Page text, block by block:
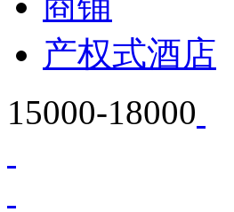
产权式酒店
15000-18000